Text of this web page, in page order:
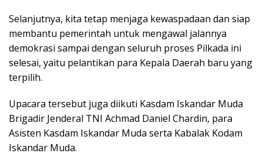
Selanjutnya, kita tetap menjaga kewaspadaan dan siap
membantu pemerintah untuk mengawal jalannya
demokrasi sampai dengan seluruh proses Pilkada ini
selesai, yaitu pelantikan para Kepala Daerah baru yang
terpilih.
Upacara tersebut juga diikuti Kasdam Iskandar Muda
Brigadir Jenderal TNI Achmad Daniel Chardin, para
Asisten Kasdam Iskandar Muda serta Kabalak Kodam
Iskandar Muda.